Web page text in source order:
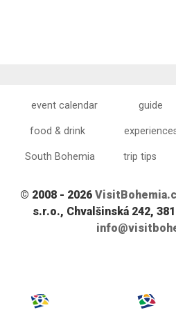
event calendar guide
food & drink
South Bohemia trip tips
© 2008 - 2026
s.r.o., Chvalšinská 242,